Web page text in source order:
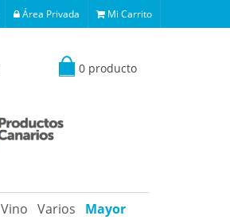
Área Privada Mi Carrito
0 producto
Vino Varios Mayor